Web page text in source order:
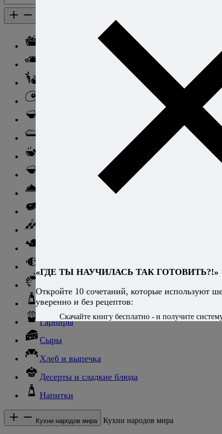
Каталог рецептов
Соусы и блюда с ними
Гарниры
Сыры
Хлеб и выпечка
Десерты и сладкие блюда
Напитки
Кухни народов мира Кухни народов мира
«ГДЕ ТЫ НАУЧИЛАСЬ ТАК ГОТОВИТЬ?!»
Откройте 10 сочетаний, которые используют
уверенно и без рецептов:
Скачайте книгу бесплатно - и получите